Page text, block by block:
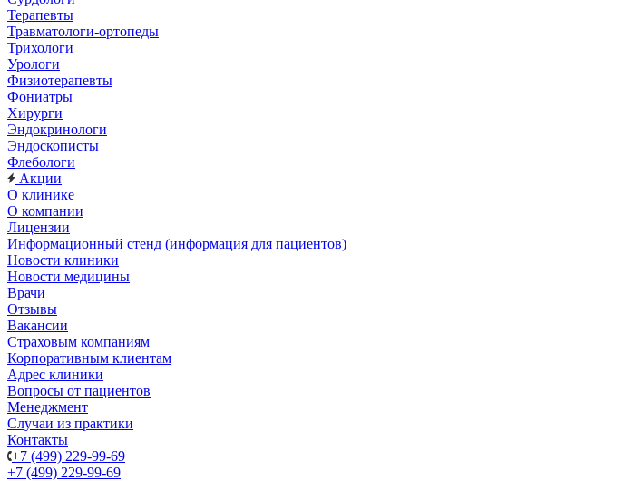
Терапевты
Травматологи-ортопеды
Трихологи
Урологи
Физиотерапевты
Фониатры
Хирурги
Эндокринологи
Эндоскописты
Флебологи
Акции
О клинике
О компании
Лицензии
Информационный стенд (информация для пациентов)
Новости клиники
Новости медицины
Врачи
Отзывы
Вакансии
Страховым компаниям
Корпоративным клиентам
Адрес клиники
Вопросы от пациентов
Менеджмент
Случаи из практики
Контакты
+7 (499) 229-99-69
+7 (499) 229-99-69